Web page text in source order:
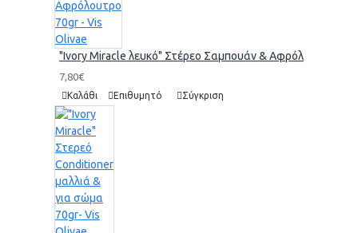
"Ivory Miracle λευκό" Στέρεο Σαμπουάν & Αφρόλουτρο
7,80€
Καλάθι Επιθυμητό Σύγκριση